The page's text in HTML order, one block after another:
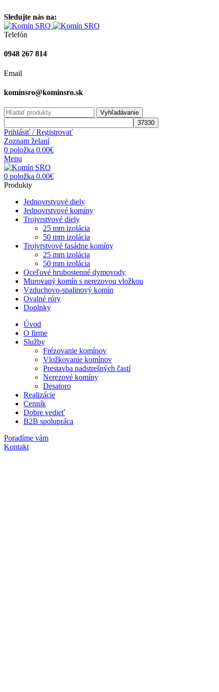
Sledujte nás na:
Telefón
0948 267 814
Email
kominsro@kominsro.sk
Vyhľadávanie
Prihlásiť / Registrovať
Zoznam želaní
0 položka 0.00€
Menu
0 položka 0.00€
Produkty
Jednovrstvové diely
Jednovrstvové komíny
Trojvrstvové diely
25 mm izolácia
50 mm izolácia
Trojvrstvové fasádne komíny
25 mm izolácia
50 mm izolácia
Oceľové hrubostenné dymovody
Murovaný komín s nerezovou vložkou
Vzduchovo-spalinový komín
Ovalné rúry
Doplnky
Úvod
O firme
Služby
Frézovanie komínov
Vložkovanie komínov
Prestavba nadstrešných častí
Nerezové komíny
Desatoro
Realizácie
Cenník
Dobre vedieť
B2B spolupráca
Poradíme vám
Kontakt